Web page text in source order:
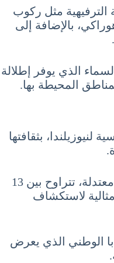
الترفيهية مثل ركوب
بالإضافة إلى
الذي يوفر إطلالة
المحيطة بها.
لنيوزيلندا، بثقافتها
في يناير، تكون درجات الحرارة معتدلة، تتراوح بين 13
مثالية لاستكشاف
الوطني الذي يعرض